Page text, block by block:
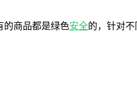
的商品都是绿色安全的，针对